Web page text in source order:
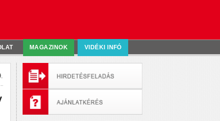
MAGAZINOK VIDÉKI INFÓ